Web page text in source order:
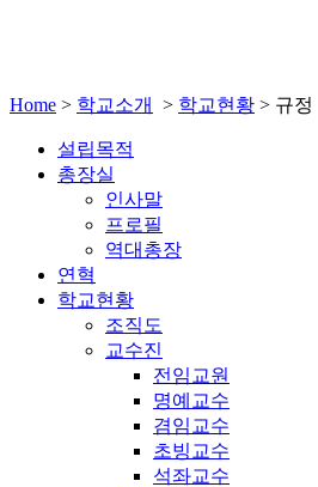
Home > 학교소개 > 학교현황 > 규정
설립목적
총장실
인사말
프로필
역대총장
연혁
학교현황
조직도
교수진
전임교원
명예교수
겸임교수
초빙교수
석좌교수